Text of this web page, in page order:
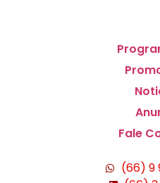
Fale
(66) 9